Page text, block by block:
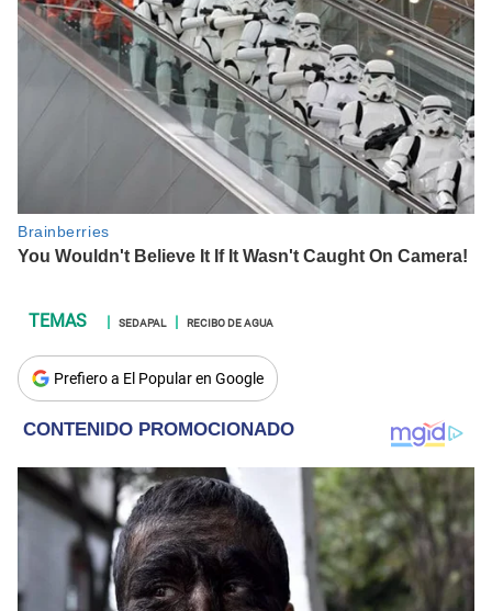
SEDAPAL RECIBO DE AGUA
Prefiero a El Popular en Google